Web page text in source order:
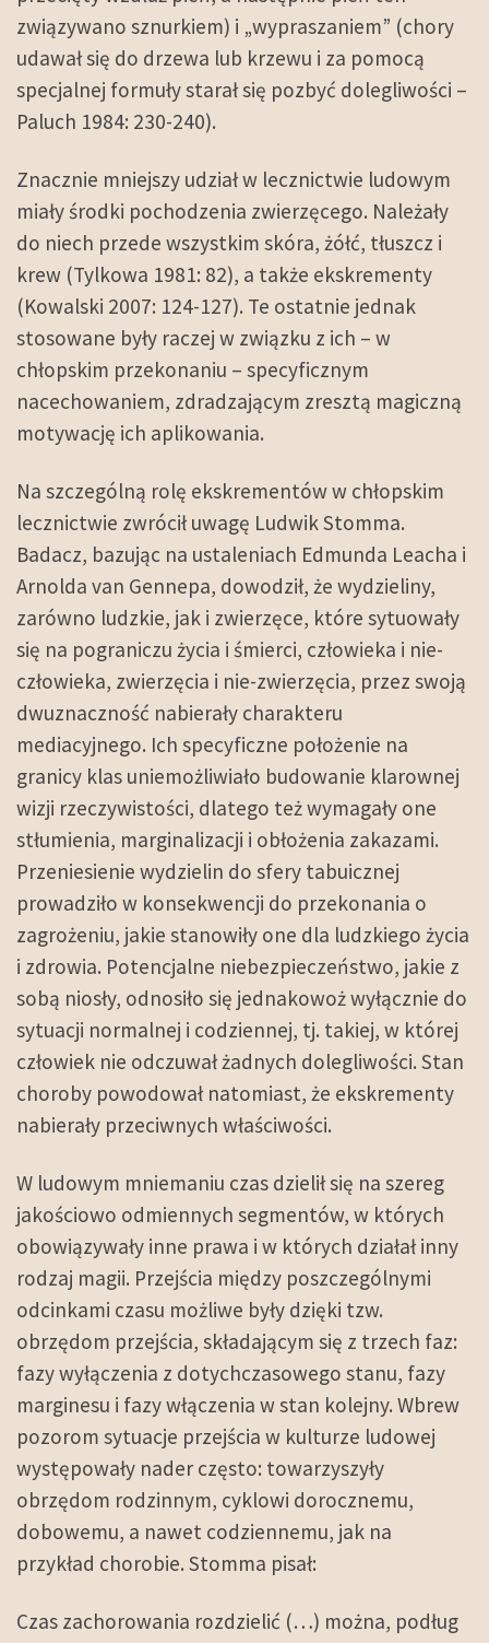
związywano sznurkiem) i „wypraszaniem” (chory
udawał się do drzewa lub krzewu i za pomocą
specjalnej formuły starał się pozbyć dolegliwości –
Paluch 1984: 230-240).
Znacznie mniejszy udział w lecznictwie ludowym
miały środki pochodzenia zwierzęcego. Należały
do niech przede wszystkim skóra, żółć, tłuszcz i
krew (Tylkowa 1981: 82), a także ekskrementy
(Kowalski 2007: 124-127). Te ostatnie jednak
stosowane były raczej w związku z ich – w
chłopskim przekonaniu – specyficznym
nacechowaniem, zdradzającym zresztą magiczną
motywację ich aplikowania.
Na szczególną rolę ekskrementów w chłopskim
lecznictwie zwrócił uwagę Ludwik Stomma.
Badacz, bazując na ustaleniach Edmunda Leacha i
Arnolda van Gennepa, dowodził, że wydzieliny,
zarówno ludzkie, jak i zwierzęce, które sytuowały
się na pograniczu życia i śmierci, człowieka i nie-
człowieka, zwierzęcia i nie-zwierzęcia, przez swoją
dwuznaczność nabierały charakteru
mediacyjnego. Ich specyficzne położenie na
granicy klas uniemożliwiało budowanie klarownej
wizji rzeczywistości, dlatego też wymagały one
stłumienia, marginalizacji i obłożenia zakazami.
Przeniesienie wydzielin do sfery tabuicznej
prowadziło w konsekwencji do przekonania o
zagrożeniu, jakie stanowiły one dla ludzkiego życia
i zdrowia. Potencjalne niebezpieczeństwo, jakie z
sobą niosły, odnosiło się jednakowoż wyłącznie do
sytuacji normalnej i codziennej, tj. takiej, w której
człowiek nie odczuwał żadnych dolegliwości. Stan
choroby powodował natomiast, że ekskrementy
nabierały przeciwnych właściwości.
W ludowym mniemaniu czas dzielił się na szereg
jakościowo odmiennych segmentów, w których
obowiązywały inne prawa i w których działał inny
rodzaj magii. Przejścia między poszczególnymi
odcinkami czasu możliwe były dzięki tzw.
obrzędom przejścia, składającym się z trzech faz:
fazy wyłączenia z dotychczasowego stanu, fazy
marginesu i fazy włączenia w stan kolejny. Wbrew
pozorom sytuacje przejścia w kulturze ludowej
występowały nader często: towarzyszyły
obrzędom rodzinnym, cyklowi dorocznemu,
dobowemu, a nawet codziennemu, jak na
przykład chorobie. Stomma pisał:
Czas zachorowania rozdzielić (…) można, podług